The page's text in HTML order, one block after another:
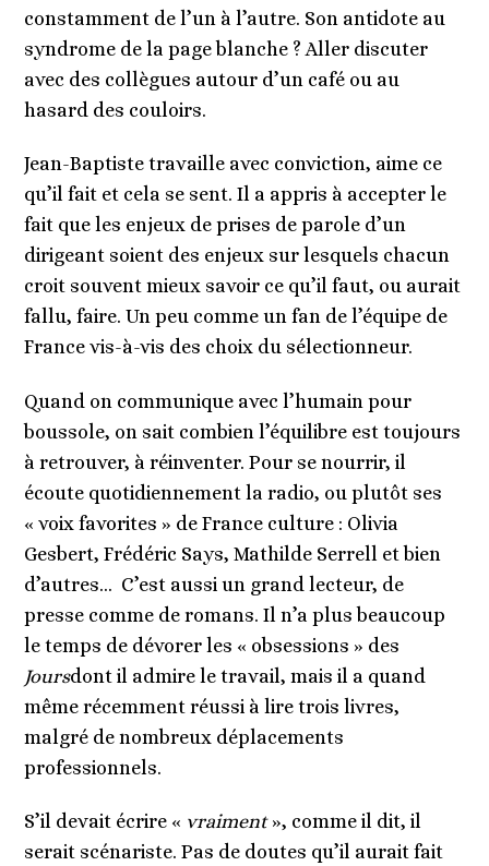
constamment de l’un à l’autre. Son antidote au
syndrome de la page blanche ? Aller discuter
avec des collègues autour d’un café ou au
hasard des couloirs.
Jean-Baptiste travaille avec conviction, aime ce
qu’il fait et cela se sent. Il a appris à accepter le
fait que les enjeux de prises de parole d’un
dirigeant soient des enjeux sur lesquels chacun
croit souvent mieux savoir ce qu’il faut, ou aurait
fallu, faire. Un peu comme un fan de l’équipe de
France vis-à-vis des choix du sélectionneur.
Quand on communique avec l’humain pour
boussole, on sait combien l’équilibre est toujours
à retrouver, à réinventer. Pour se nourrir, il
écoute quotidiennement la radio, ou plutôt ses
« voix favorites » de France culture : Olivia
Gesbert, Frédéric Says, Mathilde Serrell et bien
d’autres… C’est aussi un grand lecteur, de
presse comme de romans. Il n’a plus beaucoup
le temps de dévorer les « obsessions » des
Joursdont il admire le travail, mais il a quand
même récemment réussi à lire trois livres,
malgré de nombreux déplacements
professionnels.
S’il devait écrire « vraiment», comme il dit, il
serait scénariste. Pas de doutes qu’il aurait fait